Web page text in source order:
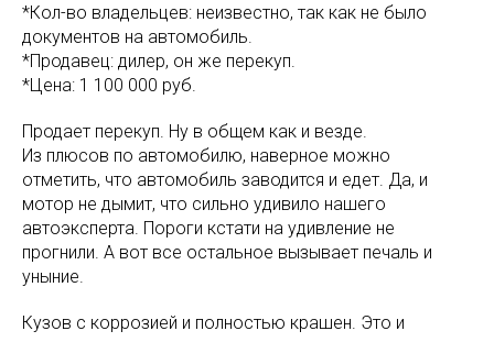
*Кол-во владельцев: неизвестно, так как не было
документов на автомобиль.
*Продавец: дилер, он же перекуп.
*Цена: 1 100 000 руб.
Продает перекуп. Ну в общем как и везде.
Из плюсов по автомобилю, наверное можно
отметить, что автомобиль заводится и едет. Да, и
мотор не дымит, что сильно удивило нашего
автоэксперта. Пороги кстати на удивление не
прогнили. А вот все остальное вызывает печаль и
уныние.
Кузов с коррозией и полностью крашен. Это и